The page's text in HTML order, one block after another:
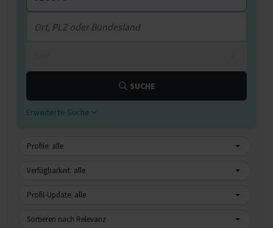
SUCHE
Erweiterte Suche
Profile: alle
Verfügbarkeit: alle
Profil-Update: alle
Sortieren nach Relevanz